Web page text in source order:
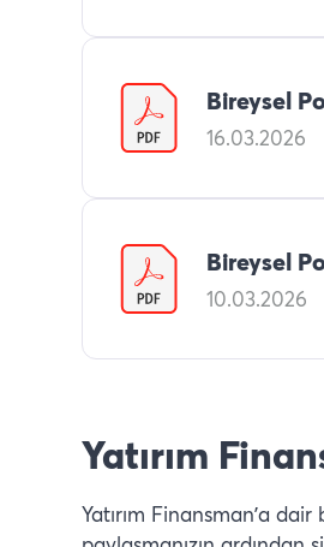
Bireysel
16.03.2026
Bireysel
10.03.2026
Yatırım
Yatırım Finansman’a